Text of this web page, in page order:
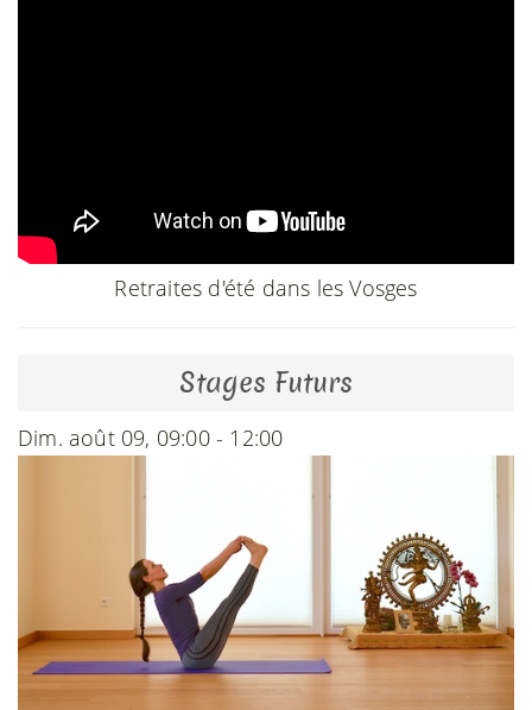
Retraites d'été dans les Vosges
Stages Futurs
Dim. août 09, 09:00 - 12:00